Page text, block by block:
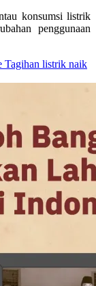
konsumsi listrik
penggunaan
Tagihan listrik naik